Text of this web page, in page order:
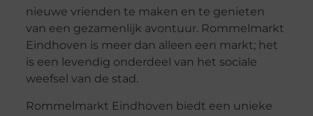
nieuwe vrienden te maken en te genieten
van een gezamenlijk avontuur. Rommelmarkt
Eindhoven is meer dan alleen een markt; het
is een levendig onderdeel van het sociale
weefsel van de stad.
Rommelmarkt Eindhoven biedt een unieke